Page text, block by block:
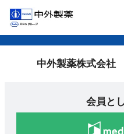
中外製薬株式会社
会員と